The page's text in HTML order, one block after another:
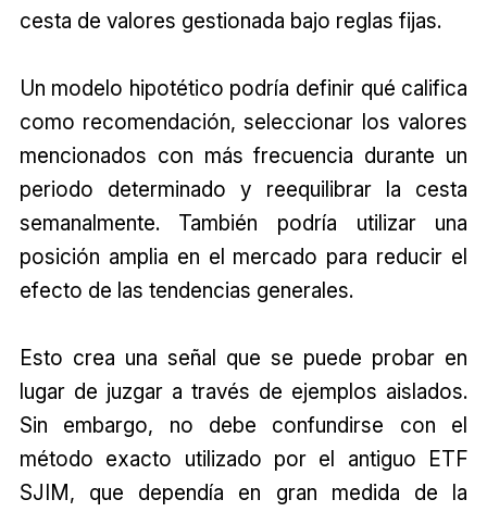
cesta de valores gestionada bajo reglas fijas.
Un modelo hipotético podría definir qué califica
como recomendación, seleccionar los valores
mencionados con más frecuencia durante un
periodo determinado y reequilibrar la cesta
semanalmente. También podría utilizar una
posición amplia en el mercado para reducir el
efecto de las tendencias generales.
Esto crea una señal que se puede probar en
lugar de juzgar a través de ejemplos aislados.
Sin embargo, no debe confundirse con el
método exacto utilizado por el antiguo ETF
SJIM, que dependía en gran medida de la